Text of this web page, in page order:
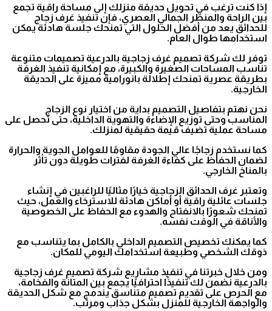
إذا كنت ترغب في تحويل حديقة منزلك إلى مساحة راقية تجمع
بين الراحة والمنظر الجمالي العصري، فإن تنفيذ غرف زجاج
للحدائق يعد من أفضل الحلول التي تمنحك جلسة هادئة يمكن
استخدامها طوال العام.
توفر لك شركة تصميم غرف زجاجية بالدرعية تصميمات متنوعة
تناسب المساحات الصغيرة والكبيرة، مع إمكانية تنفيذ الغرفة
بطريقة عصرية تمنحك إطلالة بانورامية مميزة على الحديقة
الخارجية.
نحن نهتم بتفاصيل التصميم بداية من اختيار نوع الزجاج
المناسب وحتى توزيع الإضاءة والتهوية الداخلية، حتى تحصل على
مساحة عملية تضيف قيمة حقيقية لمنزلك.
كما نستخدم زجاجًا عالي الجودة مقاومًا للعوامل الجوية والحرارة
لضمان الحفاظ على كفاءة الغرفة لفترات طويلة دون تأثر
بالمناخ الخارجي.
وتعتبر غرف الحدائق الزجاجية خيارًا مثاليًا للراغبين في إنشاء
جلسات عائلية راقية أو أماكن هادئة للاسترخاء والعمل، حيث
تمنحك شعورًا بالانفتاح والهدوء مع الحفاظ على الخصوصية
والأناقة في الوقت نفسه.
كما يمكنك تخصيص التصميم الداخلي بالكامل بما يتناسب مع
ذوقك الشخصي وطبيعة استخدامك اليومي للمكان.
ومن خلال خبرتنا في تنفيذ مشاريع شركة تصميم غرف زجاجية
بالدرعية نضمن لك تنفيذًا احترافيًا يجمع بين المتانة والفخامة،
مع الحرص على تقديم تصميم متناسق يندمج مع شكل الحديقة
والواجهة الخارجية للمنزل بشكل جذاب ومرتب.